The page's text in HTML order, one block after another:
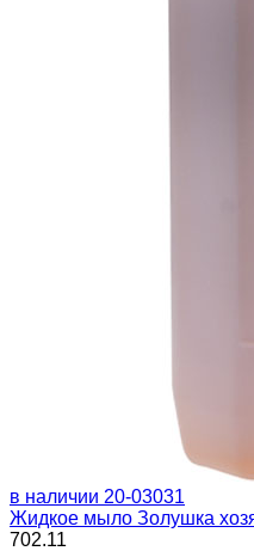
в наличии 20-03031
Жидкое мыло Золушка
702.11